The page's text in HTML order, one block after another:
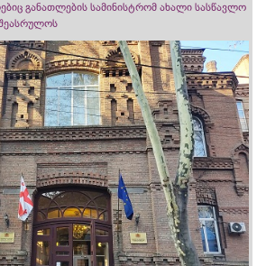
განათლების სამინისტრომ ახალი სასწავლო